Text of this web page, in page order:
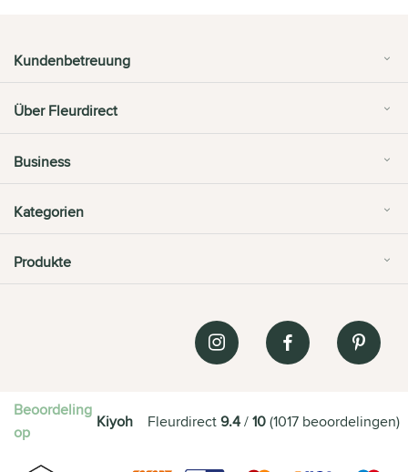
Kundenbetreuung
Über Fleurdirect
Business
Kategorien
Produkte
Beoordeling
op
Kiyoh Fleurdirect9.4/10(1017 beoordelingen)